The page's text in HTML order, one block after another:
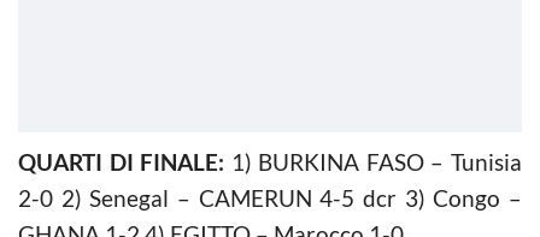
QUARTI DI FINALE: 1) BURKINA FASO – Tunisia
2-0 2) Senegal – CAMERUN 4-5 dcr 3) Congo –